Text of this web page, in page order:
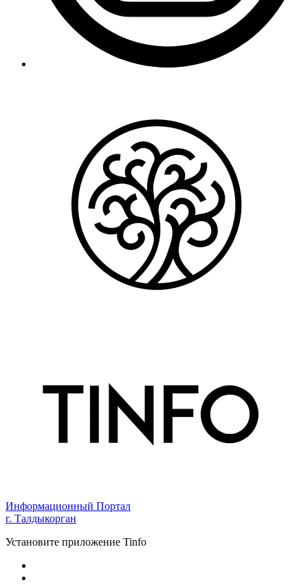
Информационный Портал
г. Талдыкорган
Установите приложение Tinfo